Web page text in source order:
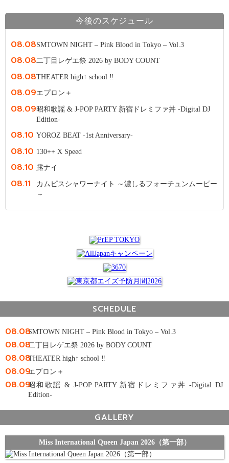
今後のスケジュール
08.08SMTOWN NIGHT – Pink Blood in Tokyo – Vol.3
08.08二丁目レゲエ祭 2026 by BODY COUNT
08.08THEATER high↑ school ‼
08.09エプロン＋
08.09昭和歌謡 & J-POP PARTY 新宿ドレミファ丼 -Digital DJ
Edition-
08.10 YOROZ BEAT -1st Anniversary-
08.10 130++ X Speed
08.10 露ナイ
08.11
カムピスシャワーナイト ～濃しるフォーチュンムーピー
～
SCHEDULE
08.08SMTOWN NIGHT – Pink Blood in Tokyo – Vol.3
08.08二丁目レゲエ祭 2026 by BODY COUNT
08.08THEATER high↑ school ‼
08.09エプロン＋
08.09昭和歌謡 & J-POP PARTY 新宿ドレミファ丼 -Digital DJ
Edition-
GALLERY
Miss International Queen Japan 2026（第一部）